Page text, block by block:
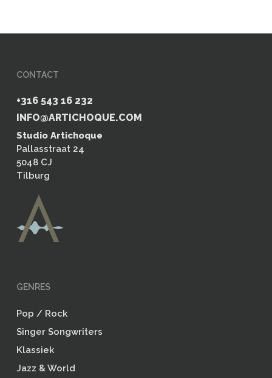
CONTACT
+316 543 16 232
INFO@ARTICHOQUE.COM
Studio Artichoque
Pallasstraat 24
5048 CJ
Tilburg
GENRES
Pop / Rock
Singer Songwriters
Klassiek
Jazz & World